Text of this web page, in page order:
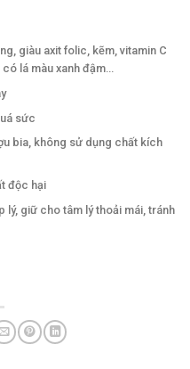
giàu axit folic, kẽm, vitamin C
lá màu xanh đậm...
sức
bia, không sử dụng chất kích
độc hại
lý, giữ cho tâm lý thoải mái, tránh